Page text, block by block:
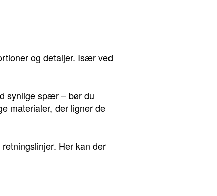
og detaljer. Især ved
synlige spær – bør du
materialer, der ligner de
Her kan der